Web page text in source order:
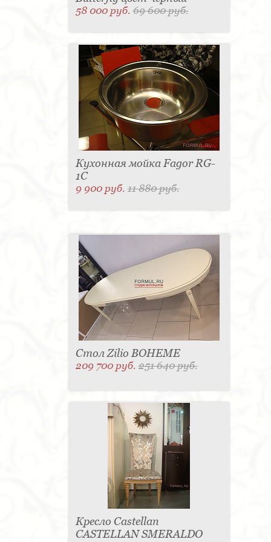
58 000 руб.69 600 руб.
Кухонная мойка Fagor RG-
1C
9 900 руб.11 880 руб.
Стол Zilio BOHEME
209 700 руб.251 640 руб.
Кресло Castellan
CASTELLAN SMERALDO